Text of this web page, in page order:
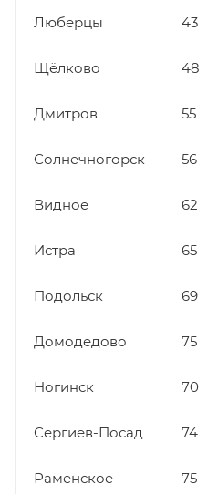
Люберцы 43
Щёлково 48
Дмитров 55
Солнечногорск 56
Видное 62
Истра 65
Подольск 69
Домодедово 75
Ногинск 70
Сергиев-Посад 74
Раменское 75